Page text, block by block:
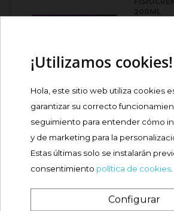
NEUTRO
Precio
base
18,75 €
¡Utilizamos cookies!
Hola, este sitio web utiliza cookies
garantizar su correcto
seguimiento para entender cómo
y de marketing para la
Estas últimas solo se instalarán
consentimiento política de cookies
Configurar